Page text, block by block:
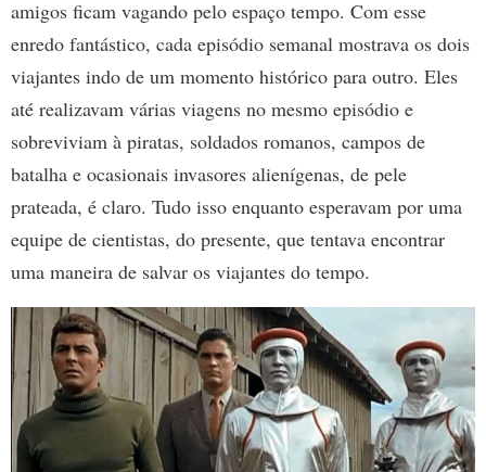
amigos ficam vagando pelo espaço tempo. Com esse
enredo fantástico, cada episódio semanal mostrava os dois
viajantes indo de um momento histórico para outro. Eles
até realizavam várias viagens no mesmo episódio e
sobreviviam à piratas, soldados romanos, campos de
batalha e ocasionais invasores alienígenas, de pele
prateada, é claro. Tudo isso enquanto esperavam por uma
equipe de cientistas, do presente, que tentava encontrar
uma maneira de salvar os viajantes do tempo.